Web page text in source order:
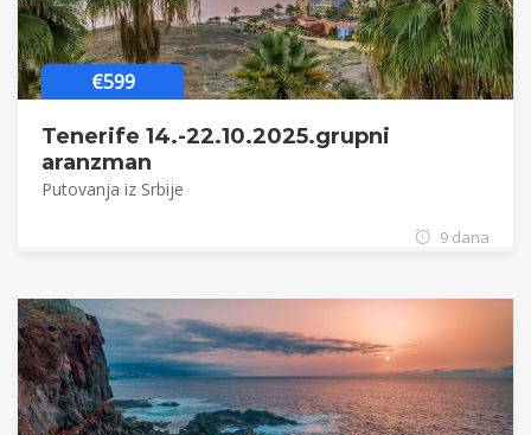
€599
Tenerife 14.-22.10.2025.grupni
aranzman
Putovanja iz Srbije
9 dana